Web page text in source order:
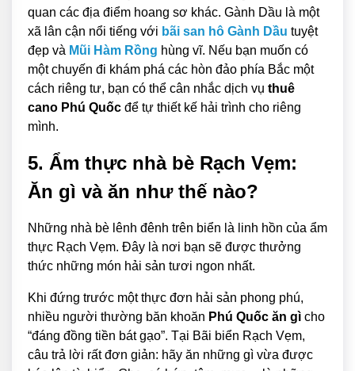
quan các địa điểm hoang sơ khác. Gành Dầu là một
xã lân cận nổi tiếng với bãi san hô Gành Dầu tuyệt
đẹp và Mũi Hàm Rồng hùng vĩ. Nếu bạn muốn có
một chuyến đi khám phá các hòn đảo phía Bắc một
cách riêng tư, bạn có thể cân nhắc dịch vụ thuê
cano Phú Quốc để tự thiết kế hải trình cho riêng
mình.
5. Ẩm thực nhà bè Rạch Vẹm:
Ăn gì và ăn như thế nào?
Những nhà bè lênh đênh trên biển là linh hồn của ẩm
thực Rạch Vẹm. Đây là nơi bạn sẽ được thưởng
thức những món hải sản tươi ngon nhất.
Khi đứng trước một thực đơn hải sản phong phú,
nhiều người thường băn khoăn Phú Quốc ăn gì cho
“đáng đồng tiền bát gạo”. Tại Bãi biển Rạch Vẹm,
câu trả lời rất đơn giản: hãy ăn những gì vừa được